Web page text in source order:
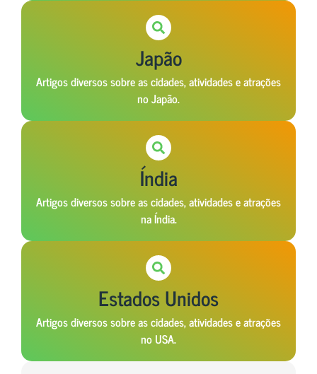
Japão
Artigos diversos sobre as cidades, atividades e atrações
no Japão.
Índia
Artigos diversos sobre as cidades, atividades e atrações
na Índia.
Estados Unidos
Artigos diversos sobre as cidades, atividades e atrações
no USA.